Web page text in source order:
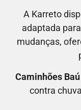
A Karreto
adaptada
mudanças,
Caminhões Baú
contra